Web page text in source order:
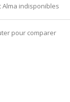
Alma indisponibles
pour comparer